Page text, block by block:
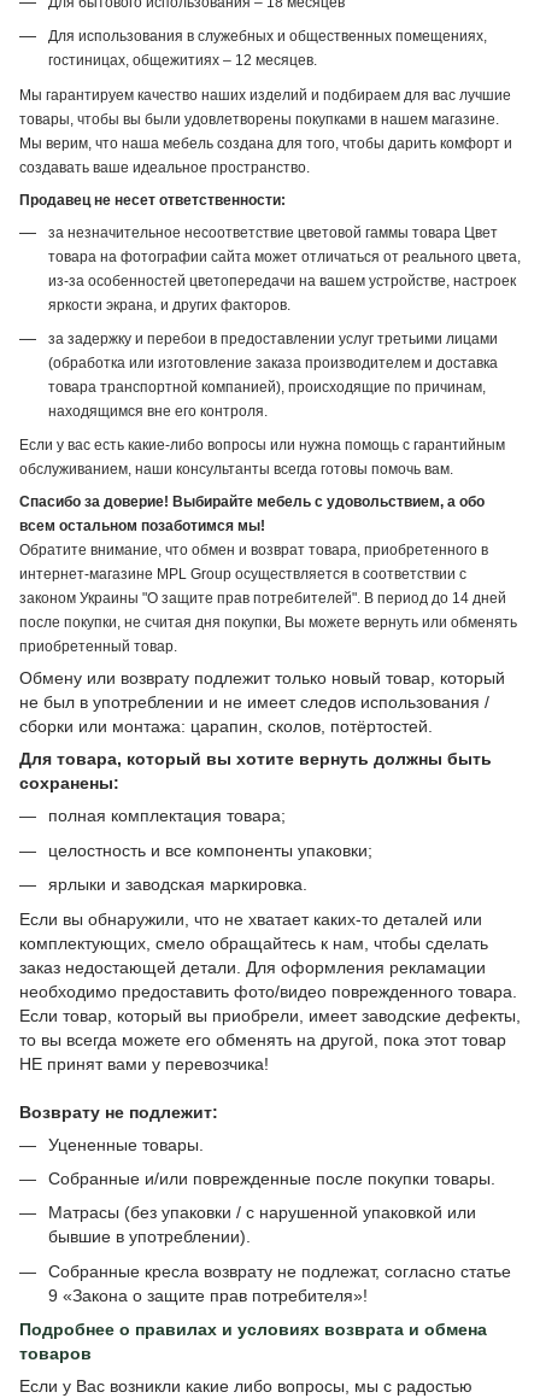
Для использования в служебных и общественных помещениях,
гостиницах, общежитиях – 12 месяцев.
Мы гарантируем качество наших изделий и подбираем для вас лучшие
товары, чтобы вы были удовлетворены покупками в нашем магазине.
Мы верим, что наша мебель создана для того, чтобы дарить комфорт и
создавать ваше идеальное пространство.
Продавец не несет ответственности:
за незначительное несоответствие цветовой гаммы товара Цвет
товара на фотографии сайта может отличаться от реального цвета,
из-за особенностей цветопередачи на вашем устройстве, настроек
яркости экрана, и других факторов.
за задержку и перебои в предоставлении услуг третьими лицами
(обработка или изготовление заказа производителем и доставка
товара транспортной компанией), происходящие по причинам,
находящимся вне его контроля.
Если у вас есть какие-либо вопросы или нужна помощь с гарантийным
обслуживанием, наши консультанты всегда готовы помочь вам.
Спасибо за доверие! Выбирайте мебель с удовольствием, а обо
всем остальном позаботимся мы!
Обратите внимание, что обмен и возврат товара, приобретенного в
интернет-магазине MPL Group осуществляется в соответствии с
законом Украины "О защите прав потребителей". В период до 14 дней
после покупки, не считая дня покупки, Вы можете вернуть или обменять
приобретенный товар.
Обмену или возврату подлежит только новый товар, который
не был в употреблении и не имеет следов использования /
сборки или монтажа: царапин, сколов, потёртостей.
Для товара, который вы хотите вернуть должны быть
сохранены:
полная комплектация товара;
целостность и все компоненты упаковки;
ярлыки и заводская маркировка.
Если вы обнаружили, что не хватает каких-то деталей или
комплектующих, смело обращайтесь к нам, чтобы сделать
заказ недостающей детали. Для оформления рекламации
необходимо предоставить фото/видео поврежденного товара.
Если товар, который вы приобрели, имеет заводские дефекты,
то вы всегда можете его обменять на другой, пока этот товар
НЕ принят вами у перевозчика!
Возврату не подлежит:
Уцененные товары.
Собранные и/или поврежденные после покупки товары.
Матрасы (без упаковки / с нарушенной упаковкой или
бывшие в употреблении).
Собранные кресла возврату не подлежат, согласно статье
9 «Закона о защите прав потребителя»!
Подробнее о правилах и условиях возврата и обмена
товаров
Если у Вас возникли какие либо вопросы, мы с радостью